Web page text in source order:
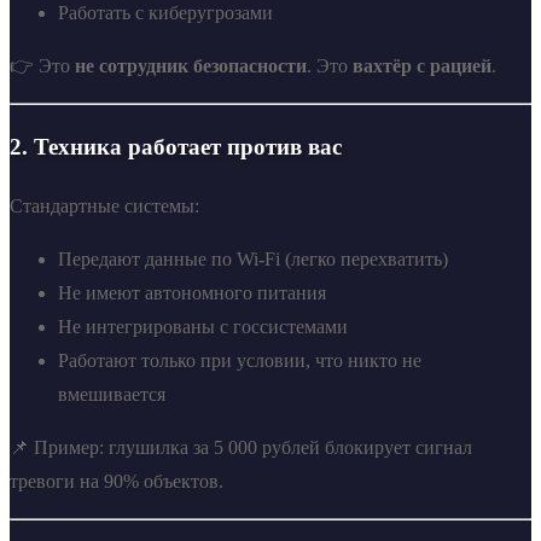
Работать с киберугрозами
👉 Это не сотрудник безопасности. Это вахтёр с рацией.
2. Техника работает против вас
Стандартные системы:
Передают данные по Wi-Fi (легко перехватить)
Не имеют автономного питания
Не интегрированы с госсистемами
Работают только при условии, что никто не
вмешивается
📌 Пример: глушилка за 5 000 рублей блокирует сигнал
тревоги на 90% объектов.